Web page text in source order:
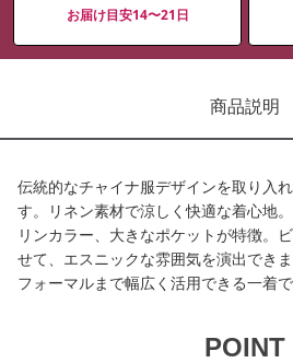
お届け目安14〜21日
商品説明
伝統的なチャイナ服デザインを取り入
す。リネン素材で涼しく快適な着心地
リンカラー、大きなポケットが特徴。
せて、エスニックな雰囲気を演出でき
フォーマルまで幅広く活用できる一着で
POINT